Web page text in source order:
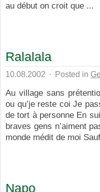
au début on croit que ...
Ralalala
10.08.2002 · Posted in
Au village sans
ou qu’je reste coi Je
de tort à personne En
braves gens n’aiment
monde médit de moi
Napo